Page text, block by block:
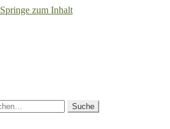
Springe zum Inhalt
Suche